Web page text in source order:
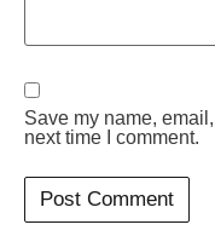
Save my name,
next time I comment.